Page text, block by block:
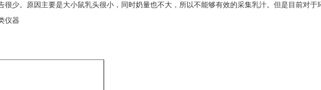
少。原因主要是大小鼠乳头很小，同时奶量也不大，所以不能够有效的采集乳汁。但是目前对
仪器